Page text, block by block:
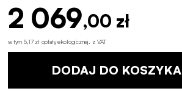
2 069,00 zł
w tym 5,17 zł opłaty ekologicznej z VAT
DODAJ DO KOSZYKA